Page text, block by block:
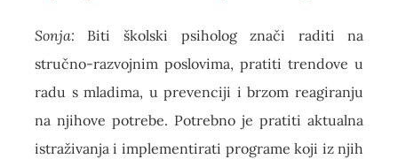
Sonja: Biti školski psiholog znači raditi na
stručno-razvojnim poslovima, pratiti trendove u
radu s mladima, u prevenciji i brzom reagiranju
na njihove potrebe. Potrebno je pratiti aktualna
istraživanja i implementirati programe koji iz njih